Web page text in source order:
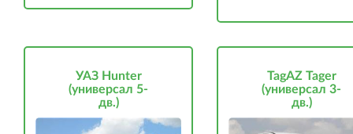
УАЗ Hunter
(универсал 5-
дв.)
TagAZ Tager
(универсал 3-
дв.)